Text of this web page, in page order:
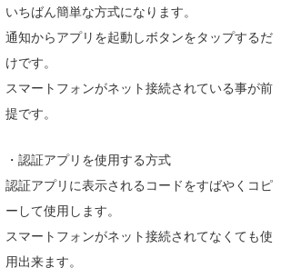
いちばん簡単な方式になります。
通知からアプリを起動しボタンをタップするだ
けです。
スマートフォンがネット接続されている事が前
提です。
・認証アプリを使用する方式
認証アプリに表示されるコードをすばやくコピ
ーして使用します。
スマートフォンがネット接続されてなくても使
用出来ます。